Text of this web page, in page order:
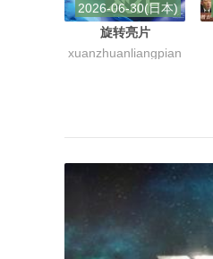
2026-06-30(日本)
旋转亮片
xuanzhuanliangpian